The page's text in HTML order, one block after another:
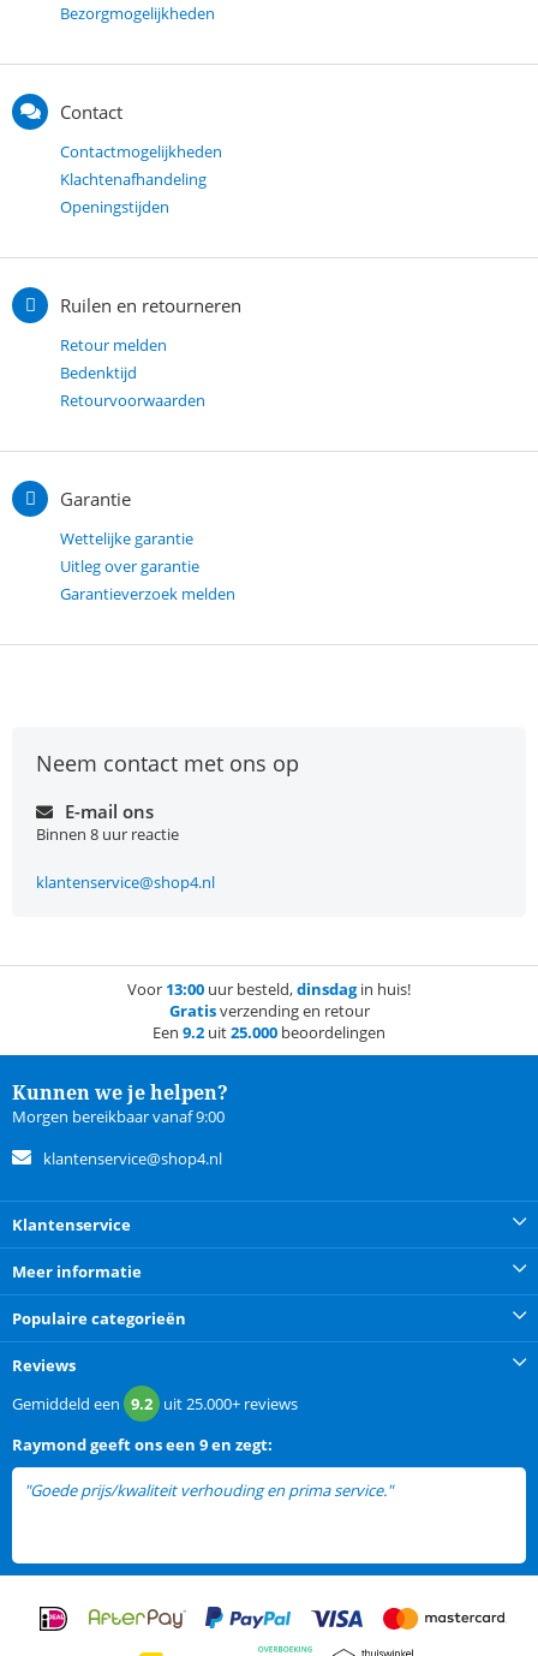
Bezorgmogelijkheden
Contact
Contactmogelijkheden
Klachtenafhandeling
Openingstijden
Ruilen en retourneren
Retour melden
Bedenktijd
Retourvoorwaarden
Garantie
Wettelijke garantie
Uitleg over garantie
Garantieverzoek melden
Neem contact met ons op
E-mail ons
Binnen 8 uur reactie
klantenservice@shop4.nl
Voor 13:00 uur besteld,dinsdagin huis!
Gratisverzending en retour
Een 9.2 uit25.000 beoordelingen
Kunnen we je helpen?
Morgen bereikbaar vanaf 9:00
klantenservice@shop4.nl
Klantenservice
Meer informatie
Populaire categorieën
Reviews
Gemiddeld een 9.2 uit25.000+ reviews
Raymondgeeft ons een 9 en zegt:
"Goede prijs/kwaliteit verhouding en prima service."